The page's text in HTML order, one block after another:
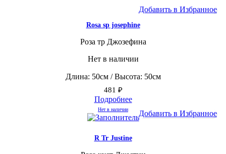
Добавить в Избранное
Rosa sp josephine
Роза тр Джозефина
Нет в наличии
Длина: 50см / Высота: 50см
481 ₽
Подробнее
Нет в наличии Добавить в Избранное
R Tr Justine